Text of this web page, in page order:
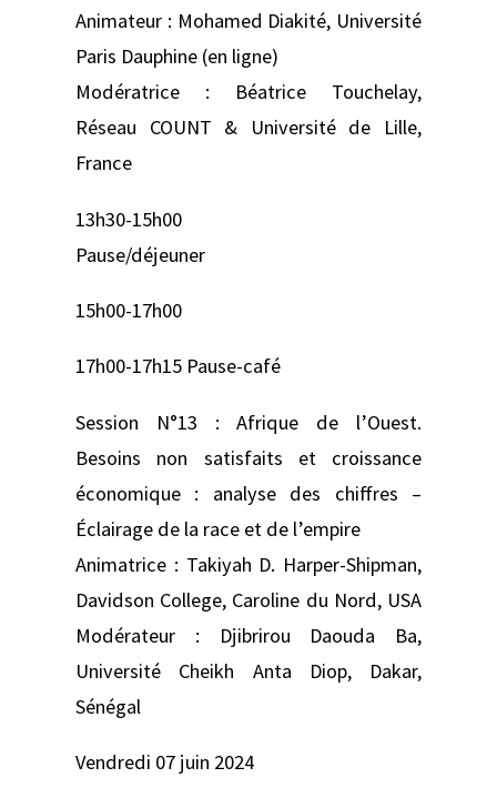
Animateur : Mohamed Diakité, Université
Paris Dauphine (en ligne)
Modératrice : Béatrice Touchelay,
Réseau COUNT & Université de Lille,
France
13h30-15h00
Pause/déjeuner
15h00-17h00
17h00-17h15 Pause-café
Session N°13 : Afrique de l’Ouest.
Besoins non satisfaits et croissance
économique : analyse des chiffres –
Éclairage de la race et de l’empire
Animatrice : Takiyah D. Harper-Shipman,
Davidson College, Caroline du Nord, USA
Modérateur : Djibrirou Daouda Ba,
Université Cheikh Anta Diop, Dakar,
Sénégal
Vendredi 07 juin 2024